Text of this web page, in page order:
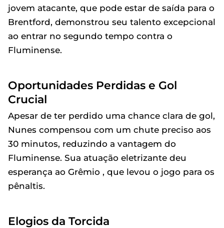
jovem atacante, que pode estar de saída para o
Brentford, demonstrou seu talento excepcional
ao entrar no segundo tempo contra o
Fluminense.
Oportunidades Perdidas e Gol
Crucial
Apesar de ter perdido uma chance clara de gol,
Nunes compensou com um chute preciso aos
30 minutos, reduzindo a vantagem do
Fluminense. Sua atuação eletrizante deu
esperança ao Grêmio , que levou o jogo para os
pênaltis.
Elogios da Torcida